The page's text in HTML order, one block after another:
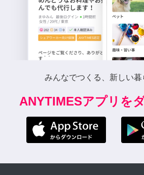
みんなでつくる、新しい暮
ANYTIMESアプリを